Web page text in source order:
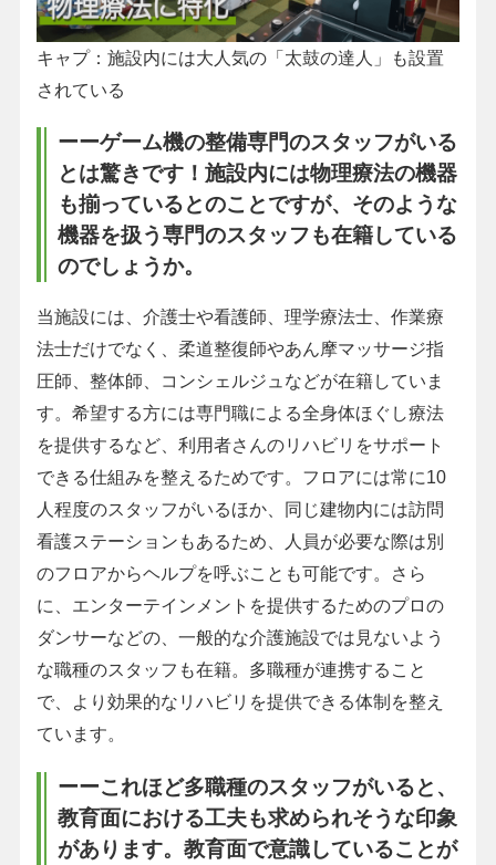
キャプ：施設内には大人気の「太鼓の達人」も設置
されている
ーーゲーム機の整備専門のスタッフがいる
とは驚きです！施設内には物理療法の機器
も揃っているとのことですが、そのような
機器を扱う専門のスタッフも在籍している
のでしょうか。
当施設には、介護士や看護師、理学療法士、作業療
法士だけでなく、柔道整復師やあん摩マッサージ指
圧師、整体師、コンシェルジュなどが在籍していま
す。希望する方には専門職による全身体ほぐし療法
を提供するなど、利用者さんのリハビリをサポート
できる仕組みを整えるためです。フロアには常に10
人程度のスタッフがいるほか、同じ建物内には訪問
看護ステーションもあるため、人員が必要な際は別
のフロアからヘルプを呼ぶことも可能です。さら
に、エンターテインメントを提供するためのプロの
ダンサーなどの、一般的な介護施設では見ないよう
な職種のスタッフも在籍。多職種が連携すること
で、より効果的なリハビリを提供できる体制を整え
ています。
ーーこれほど多職種のスタッフがいると、
教育面における工夫も求められそうな印象
があります。教育面で意識していることが